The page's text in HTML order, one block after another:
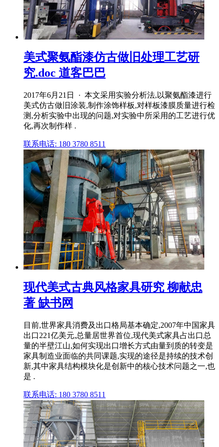
美式聚氨酯漆仿古做旧处理工艺研
究.doc 道客巴巴
2017年6月21日 · 本文采用实验分析法,以聚氨酯漆进行
美式仿古做旧涂装,制作涂饰样板,对样板漆膜质量进行检
测,分析实验中出现的问题,对实验中所采用的工艺进行优
化,再次制作样 .
联系电话: 180 3780 8511
现代美式古典风格家具研究 柳献忠
著 缺书网
目前,世界家具消费及出口格局基本确定,2007年中国家具
出口221亿美元,总量居世界首位,现代美式家具占出口总
量的半壁江山,如何实现出口增长方式由量到质的转变是
家具制造业面临的共同课题,实现的途径是持续的技术创
新,其中家具结构模块化是创新中的核心技术问题之一,也
是 .
联系电话: 180 3780 8511